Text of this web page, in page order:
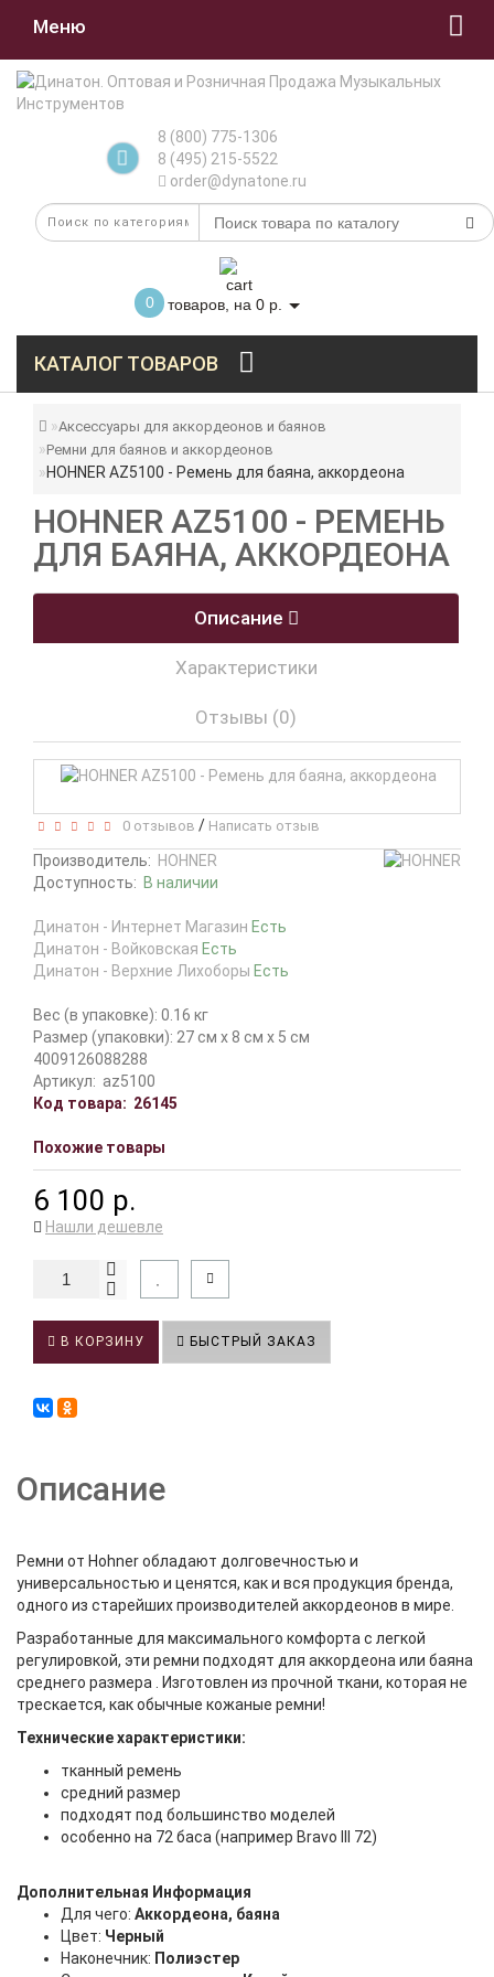
Меню
8 (800) 775-1306
8 (495) 215-5522
order@dynatone.ru
0 товаров, на 0 р.
КАТАЛОГ ТОВАРОВ
Аксессуары для аккордеонов и баянов
Ремни для баянов и аккордеонов
HOHNER AZ5100 - Ремень для баяна, аккордеона
HOHNER AZ5100 - РЕМЕНЬ
ДЛЯ БАЯНА, АККОРДЕОНА
Описание
Характеристики
Отзывы (0)
0 отзывов / Написать отзыв
Производитель: HOHNER
Доступность: В наличии
Динатон - Интернет Магазин Есть
Динатон - Войковская Есть
Динатон - Верхние Лихоборы Есть
Вес (в упаковке): 0.16 кг
Размер (упаковки): 27 см x 8 см x 5 см
4009126088288
Артикул: az5100
Код товара: 26145
Похожие товары
6 100 р.
Нашли дешевле
В КОРЗИНУ БЫСТРЫЙ ЗАКАЗ
Описание
Ремни от Hohner обладают долговечностью и
универсальностью и ценятся, как и вся продукция бренда,
одного из старейших производителей аккордеонов в мире.
Разработанные для максимального комфорта с легкой
регулировкой, эти ремни подходят для аккордеона или баяна
среднего размера . Изготовлен из прочной ткани, которая не
трескается, как обычные кожаные ремни!
Технические характеристики:
тканный ремень
средний размер
подходят под большинство моделей
особенно на 72 баса (например Bravo III 72)
Дополнительная Информация
Для чего: Аккордеона, баяна
Цвет: Черный
Наконечник: Полиэстер